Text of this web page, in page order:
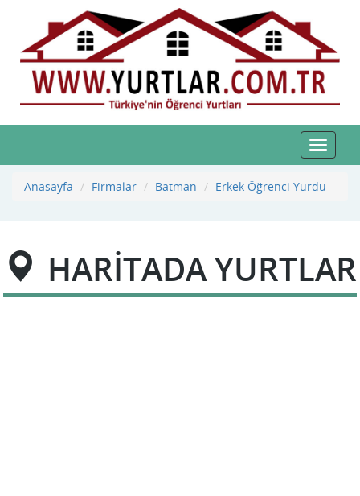
Toggle
Anasayfa
Firmalar Batman Erkek Öğrenci Yurdu
HARİTADA YURTLAR